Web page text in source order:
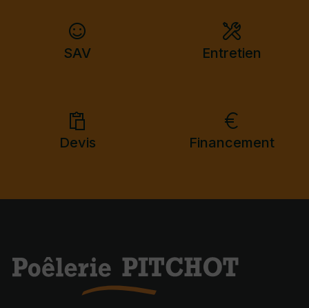
SAV Entretien
Devis Financement